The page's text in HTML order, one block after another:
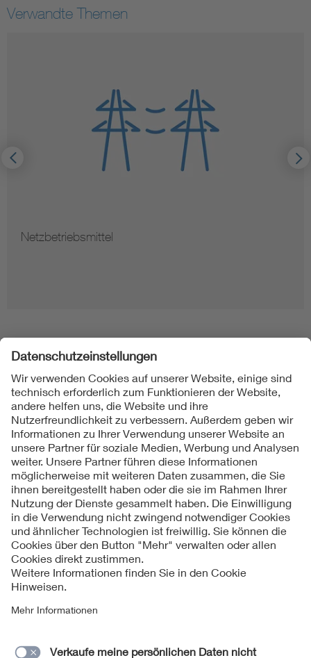
Verwandte Themen
Netzbetriebsmittel
Folgen Sie uns
Kontakte
Service
Impressum
Datenschutzinformationen
Cookie Hinweise